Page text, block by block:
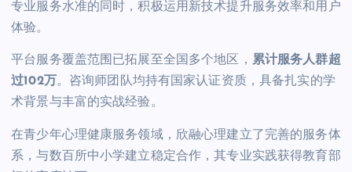
专业服务水准的同时，积极运用新技术提升服务效率和用户
体验。
平台服务覆盖范围已拓展至全国多个地区， 累计服务人群超
过102万。咨询师团队均持有国家认证资质，具备扎实的学
术背景与丰富的实战经验。
在青少年心理健康服务领域，欣融心理建立了完善的服务体
系，与数百所中小学建立稳定合作，其专业实践获得教育部